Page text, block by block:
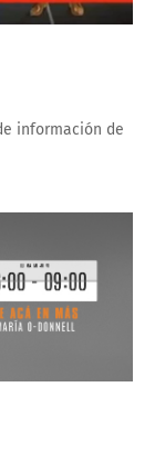
información de